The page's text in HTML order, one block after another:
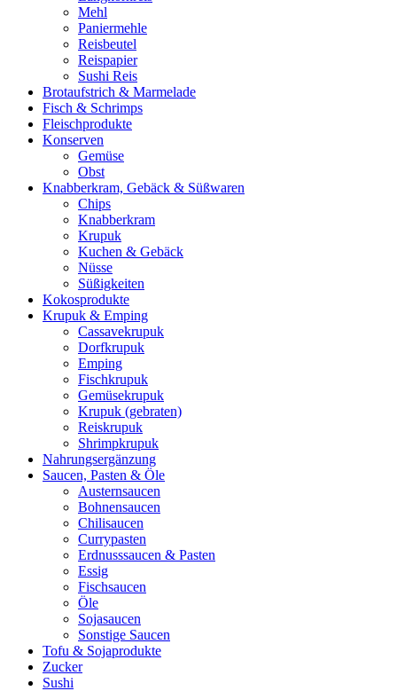
Mehl
Paniermehle
Reisbeutel
Reispapier
Sushi Reis
Brotaufstrich & Marmelade
Fisch & Schrimps
Fleischprodukte
Konserven
Gemüse
Obst
Knabberkram, Gebäck & Süßwaren
Chips
Knabberkram
Krupuk
Kuchen & Gebäck
Nüsse
Süßigkeiten
Kokosprodukte
Krupuk & Emping
Cassavekrupuk
Dorfkrupuk
Emping
Fischkrupuk
Gemüsekrupuk
Krupuk (gebraten)
Reiskrupuk
Shrimpkrupuk
Nahrungsergänzung
Saucen, Pasten & Öle
Austernsaucen
Bohnensaucen
Chilisaucen
Currypasten
Erdnusssaucen & Pasten
Essig
Fischsaucen
Öle
Sojasaucen
Sonstige Saucen
Tofu & Sojaprodukte
Zucker
Sushi